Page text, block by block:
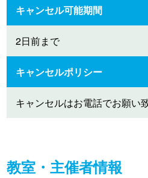
キャンセル可能期間
2日前まで
キャンセルポリシー
キャンセルはお電話でお願い
教室・主催者情報